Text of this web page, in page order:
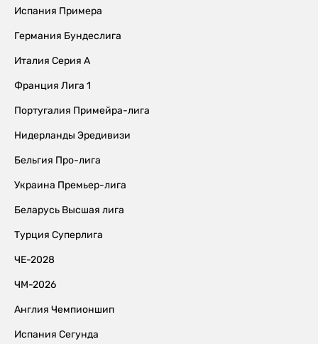
Испания Примера
Германия Бундеслига
Италия Серия А
Франция Лига 1
Португалия Примейра-лига
Нидерланды Эредивизи
Бельгия Про-лига
Украина Премьер-лига
Беларусь Высшая лига
Турция Суперлига
ЧЕ-2028
ЧМ-2026
Англия Чемпионшип
Испания Сегунда